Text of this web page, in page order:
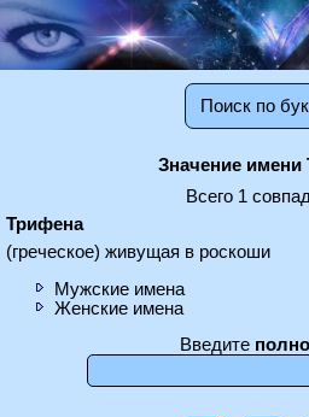
Поиск по
Значение имени
Всего 1
Трифена
(греческое) живущая в роскоши
Мужские имена
Женские имена
Введите